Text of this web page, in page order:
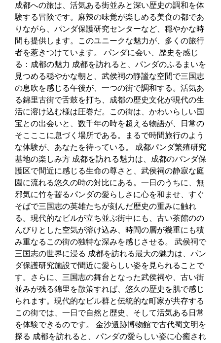
成都への旅は、活気ある街並みと深い歴史の調和を体
験する冒険です。麻辣の味覚が楽しめる美食の都であ
りながら、パンダ保護研究センターなど、穏やかな時
間も提供します。このユニークな魅力が、多くの旅行
者を惹きつけています。 パンダに会い、歴史を感じ
る：成都の魅力 成都を訪れると、パンダのふるまいを
見つめる穏やかな朝と、武侯祠の静謐な空間で三国志
の息吹を感じる午後が、一つの街で調和する。活気あ
る錦里古街で舌鼓を打ち、成都の歴史文化が現代の生
活に溶け込む様は圧巻だ。この街は、かわいらしい国
宝との出会いと、数千年の時を超える物語が、日常の
そこここに息づく場所である。まるで時間旅行のよう
な体験が、あなたを待っている。 成都パンダ繁殖研究
基地の楽しみ方 成都を訪れる魅力は、成都のパンダ保
護区で間近に感じる生命の尊さと、武侯祠の静寂な庭
園に流れる悠久の時の対比にある。一日のうちに、無
邪気に竹を齧るパンダの愛らしさに心を和ませ、すぐ
そばで三国志の英雄たちが刻んだ歴史の重みに触れ
る。現代的なビルが立ち並ぶ街中にも、古い茶館のの
んびりとした空気が溶け込み、時間の層が幾重にも積
み重なるこの街の独特な深みを感じさせる。 武侯祠で
三国志の世界に浸る 成都を訪れる最大の魅力は、パン
ダ保護研究施設で間近に愛らしい姿を見られることで
す。さらに、三国志の舞台となった武侯祠や、古い街
並みが残る錦里を散策すれば、悠久の歴史を肌で感じ
られます。現代的なビル群と伝統的な町家が共存する
この街では、一日で自然と歴史、そして活気ある日常
を体験できるのです。 金沙遺跡博物館で古代蜀文明を
探る 成都を訪れると、パンダの愛らしい姿に心癒され